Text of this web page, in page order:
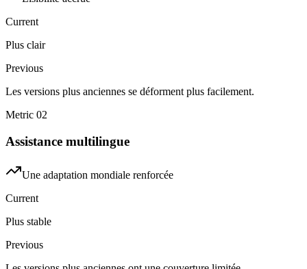
Current
Plus clair
Previous
Les versions plus anciennes se déforment plus facilement.
Metric 02
Assistance multilingue
Une adaptation mondiale renforcée
Current
Plus stable
Previous